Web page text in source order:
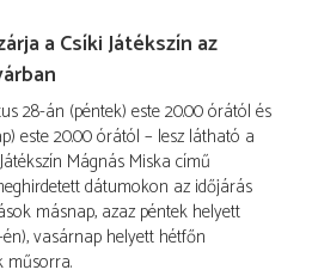
a Csíki Játékszín az
28-án (péntek) este 20.00 órától és
este 20.00 órától – lesz látható a
Mágnás Miska című
dátumokon az időjárás
másnap, azaz péntek helyett
vasárnap helyett hétfőn
műsorra.